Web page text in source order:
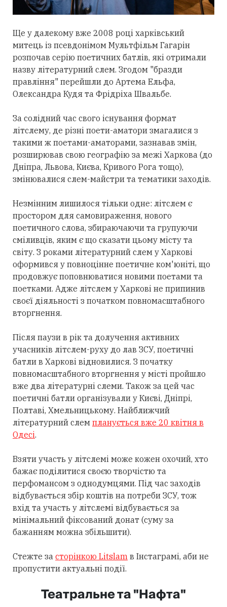
Ще у далекому вже 2008 році харківський
митець із псевдонімом Мультфільм Гагарін
розпочав серію поетичних батлів, які отримали
назву літературний слем. Згодом "бразди
правління" перейшли до Артема Ельфа,
Олександра Кудя та Фрідріха Швальбе.
За солідний час свого існування формат
літслему, де різні поети-аматори змагалися з
такими ж поетами-аматорами, зазнавав змін,
розширював свою географію за межі Харкова (до
Дніпра, Львова, Києва, Кривого Рога тощо),
змінювалися слем-майстри та тематики заходів.
Незмінним лишилося тільки одне: літслем є
простором для самовираження, нового
поетичного слова, збираючаючи та групуючи
сміливців, яким є що сказати цьому місту та
світу. З роками літературний слем у Харкові
оформився у повноцінне поетичне ком'юніті, що
продовжує поповнюватися новими поетами та
поетками. Адже літслем у Харкові не припинив
своєї діяльності з початком повномасштабного
вторгнення.
Після паузи в рік та долучення активних
учасників літслем-руху до лав ЗСУ, поетичні
батли в Харкові відновилися. З початку
повномасштабного вторгнення у місті пройшло
вже два літературні слеми. Також за цей час
поетичні батли організували у Києві, Дніпрі,
Полтаві, Хмельницькому. Найближчий
літературний слем планується вже 20 квітня в
Одесі.
Взяти участь у літслемі може кожен охочий, хто
бажає поділитися своєю творчістю та
перфомансом з однодумцями. Під час заходів
відбувається збір коштів на потреби ЗСУ, тож
вхід та участь у літслемі відбувається за
мінімальний фіксований донат (суму за
бажанням можна збільшити).
Стежте за сторінкою Litslam в Інстаграмі, аби не
пропустити актуальні події.
Театральне та "Нафта"